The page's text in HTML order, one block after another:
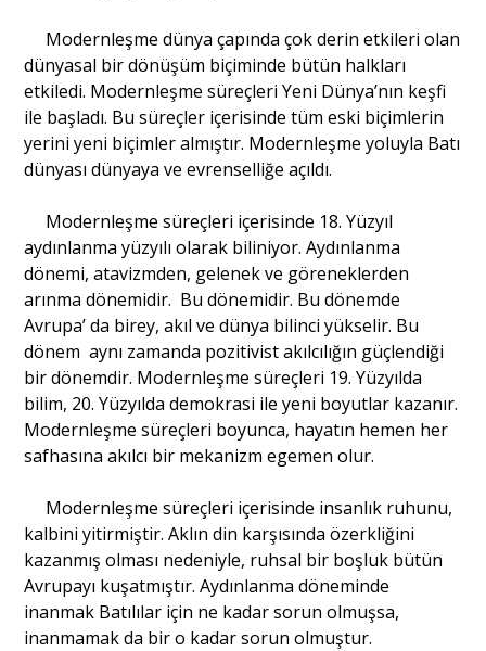
Modernleşme dünya çapında çok derin etkileri olan
dünyasal bir dönüşüm biçiminde bütün halkları
etkiledi. Modernleşme süreçleri Yeni Dünya’nın keşfi
ile başladı. Bu süreçler içerisinde tüm eski biçimlerin
yerini yeni biçimler almıştır. Modernleşme yoluyla Batı
dünyası dünyaya ve evrenselliğe açıldı.
Modernleşme süreçleri içerisinde 18. Yüzyıl
aydınlanma yüzyılı olarak biliniyor. Aydınlanma
dönemi, atavizmden, gelenek ve göreneklerden
arınma dönemidir. Bu dönemidir. Bu dönemde
Avrupa’ da birey, akıl ve dünya bilinci yükselir. Bu
dönem aynı zamanda pozitivist akılcılığın güçlendiği
bir dönemdir. Modernleşme süreçleri 19. Yüzyılda
bilim, 20. Yüzyılda demokrasi ile yeni boyutlar kazanır.
Modernleşme süreçleri boyunca, hayatın hemen her
safhasına akılcı bir mekanizm egemen olur.
Modernleşme süreçleri içerisinde insanlık ruhunu,
kalbini yitirmiştir. Aklın din karşısında özerkliğini
kazanmış olması nedeniyle, ruhsal bir boşluk bütün
Avrupayı kuşatmıştır. Aydınlanma döneminde
inanmak Batılılar için ne kadar sorun olmuşsa,
inanmamak da bir o kadar sorun olmuştur.